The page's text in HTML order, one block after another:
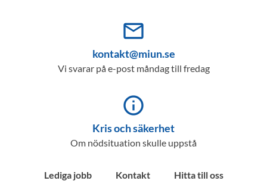
mail_outline
kontakt@miun.se
Vi svarar på e-post måndag till fredag
info_outline
Kris och säkerhet
Om nödsituation skulle uppstå
Lediga jobb Kontakt
Hitta till oss